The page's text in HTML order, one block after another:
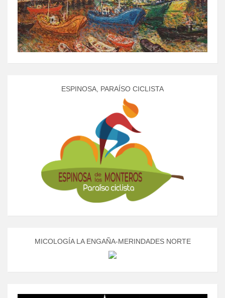
ESPINOSA, PARAÍSO CICLISTA
MICOLOGÍA LA ENGAÑA-MERINDADES NORTE